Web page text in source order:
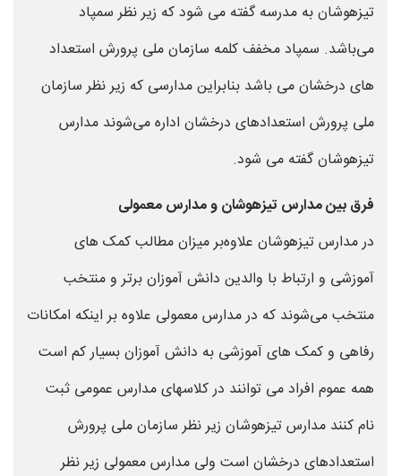
تیزهوشان به مدرسه گفته می شود که زیر نظر سمپاد
می‌باشد. سمپاد مخفف کلمه سازمان ملی پرورش استعداد
های درخشان می باشد بنابراین مدارسی که زیر نظر سازمان
ملی پرورش استعدادهای درخشان اداره می‌شوند مدارس
تیزهوشان گفته می شود.
فرق بین مدارس تیزهوشان و مدارس معمولی
در مدارس تیزهوشان علاوه‌بر میزان مطالب کمک های
آموزشی و ارتباط با والدین دانش آموزان برتر و منتخب
منتخب می‌شوند که در مدارس معمولی علاوه بر اینکه امکانات
رفاهی و کمک های آموزشی به دانش آموزان بسیار کم است
همه عموم افراد می توانند در کلاسهای مدارس عمومی ثبت
نام کنند مدارس تیزهوشان زیر نظر سازمان ملی پرورش
استعدادهای درخشان است ولی مدارس معمولی زیر نظر